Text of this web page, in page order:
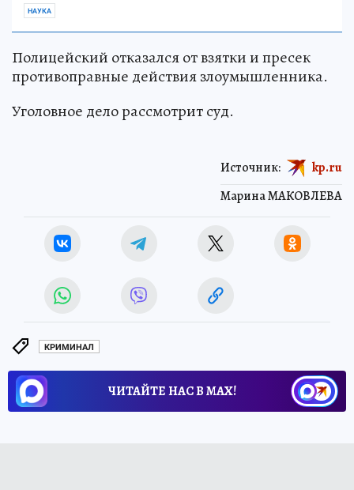
НАУКА
Полицейский отказался от взятки и пресек
противоправные действия злоумышленника.
Уголовное дело рассмотрит суд.
Марина МАКОВЛЕВА
Источник: kp.ru
КРИМИНАЛ
ЧИТАЙТЕ НАС В МАХ!